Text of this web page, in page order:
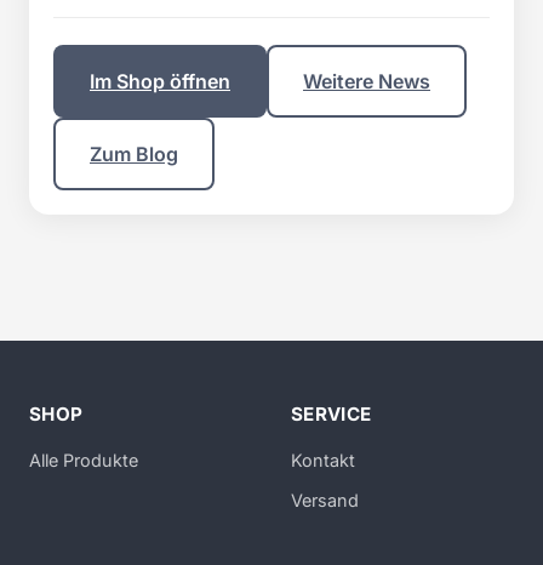
Im Shop öffnen Weitere News
Zum Blog
SHOP
Alle Produkte
SERVICE
Kontakt
Versand